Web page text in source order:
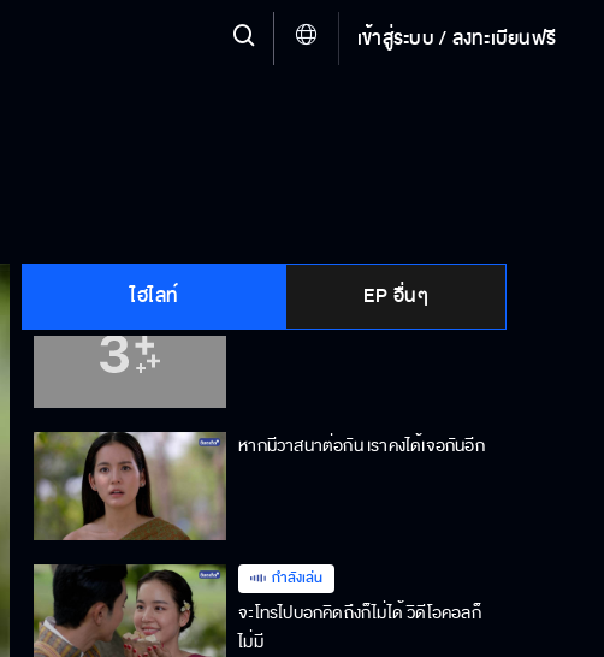
เข้าสู่ระบบ / ลงทะเบียนฟรี
ไฮไลท์ EP อื่นๆ
ถ้านางอยู่ที่นี่ ฉันจะได้คอยจับตาดูไม่ให้
หากมีวาสนาต่อกัน เราคงได้เจอกันอีก
กำลังเล่น
จะโทรไปบอกคิดถึงก็ไม่ได้ วิดีโอคอลก็
ไม่มี